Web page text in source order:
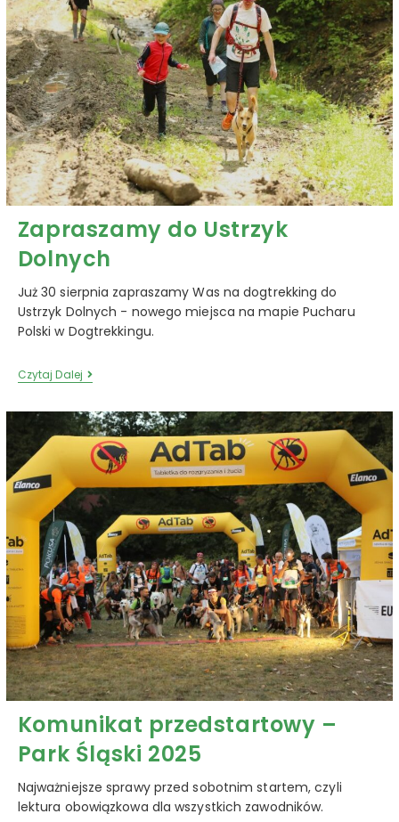
Zapraszamy do Ustrzyk
Dolnych
Już 30 sierpnia zapraszamy Was na dogtrekking do
Ustrzyk Dolnych - nowego miejsca na mapie Pucharu
Polski w Dogtrekkingu.
Czytaj Dalej
Komunikat przedstartowy –
Park Śląski 2025
Najważniejsze sprawy przed sobotnim startem, czyli
lektura obowiązkowa dla wszystkich zawodników.